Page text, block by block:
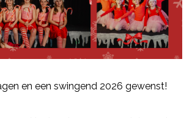
en een swingend 2026 gewenst!